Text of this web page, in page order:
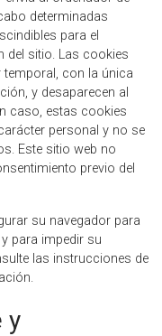
determinadas
para el
del sitio. Las cookies
temporal, con la única
y desaparecen al
caso, estas cookies
personal y no se
Este sitio web no
previo del
su navegador para
para impedir su
las instrucciones de
y